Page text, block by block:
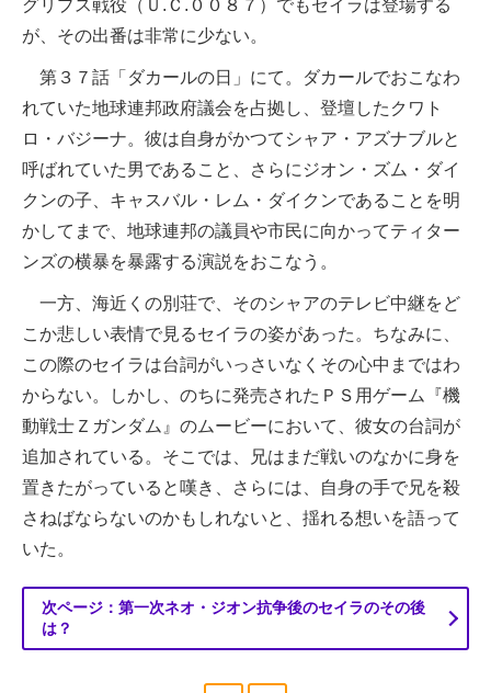
グリプス戦役（Ｕ.Ｃ.００８７）でもセイラは登場する
が、その出番は非常に少ない。
第３７話「ダカールの日」にて。ダカールでおこなわ
れていた地球連邦政府議会を占拠し、登壇したクワト
ロ・バジーナ。彼は自身がかつてシャア・アズナブルと
呼ばれていた男であること、さらにジオン・ズム・ダイ
クンの子、キャスバル・レム・ダイクンであることを明
かしてまで、地球連邦の議員や市民に向かってティター
ンズの横暴を暴露する演説をおこなう。
一方、海近くの別荘で、そのシャアのテレビ中継をど
こか悲しい表情で見るセイラの姿があった。ちなみに、
この際のセイラは台詞がいっさいなくその心中まではわ
からない。しかし、のちに発売されたＰＳ用ゲーム『機
動戦士Ｚガンダム』のムービーにおいて、彼女の台詞が
追加されている。そこでは、兄はまだ戦いのなかに身を
置きたがっていると嘆き、さらには、自身の手で兄を殺
さねばならないのかもしれないと、揺れる想いを語って
いた。
次ページ：第一次ネオ・ジオン抗争後のセイラのその後
は？